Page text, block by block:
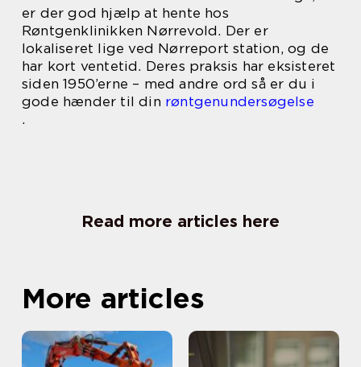
er der god hjælp at hente hos
Røntgenklinikken Nørrevold. Der er
lokaliseret lige ved Nørreport station, og de
har kort ventetid. Deres praksis har eksisteret
siden 1950’erne – med andre ord så er du i
gode hænder til din røntgenundersøgelse
.
Read more articles here
More articles